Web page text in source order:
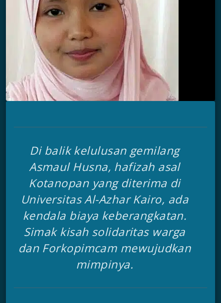
Di balik kelulusan gemilang
Asmaul Husna, hafizah asal
Kotanopan yang diterima di
Universitas Al-Azhar Kairo, ada
kendala biaya keberangkatan.
Simak kisah solidaritas warga
dan Forkopimcam mewujudkan
mimpinya.